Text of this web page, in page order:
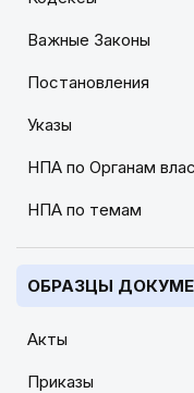
Важные Законы
Постановления
Указы
НПА по Органам
НПА по темам
ОБРАЗЦЫ
Акты
Приказы